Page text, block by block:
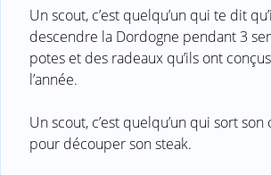
Un scout, c’est quelqu’un qui te dit
descendre la Dordogne pendant 3
potes et des radeaux qu’ils ont
l’année.
Un scout, c’est quelqu’un qui sort
pour découper son steak.